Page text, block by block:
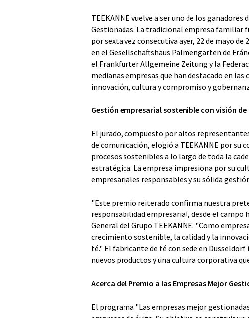
TEEKANNE vuelve a ser uno de los
Gestionadas. La tradicional empresa familiar
por sexta vez consecutiva ayer, 22 de mayo
en el Gesellschaftshaus Palmengarten de
el Frankfurter Allgemeine Zeitung y la
medianas empresas que han destacado en
innovación, cultura y compromiso y
Gestión empresarial sostenible con visión
El jurado, compuesto por altos
de comunicación, elogió a TEEKANNE por su
procesos sostenibles a lo largo de toda la
estratégica. La empresa impresiona por su
empresariales responsables y su sólida
"Este premio reiterado confirma nuestra
responsabilidad empresarial, desde el campo
General del Grupo TEEKANNE. "Como
crecimiento sostenible, la calidad y la
té." El fabricante de té con sede en
nuevos productos y una cultura corporativa
Acerca del Premio a las Empresas Mejor
El programa "Las empresas mejor